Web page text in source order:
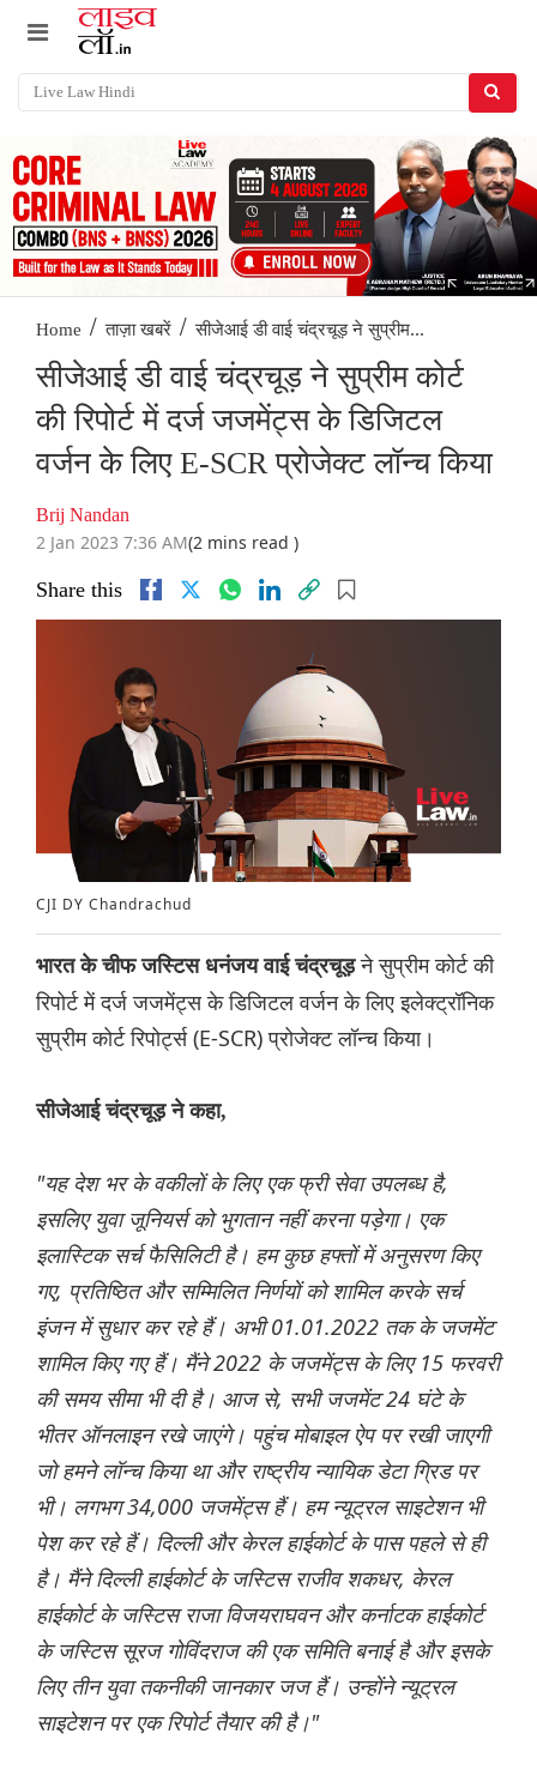
Home / ताज़ा खबरें / सीजेआई डी वाई चंद्रचूड़ ने सुप्रीम...
सीजेआई डी वाई चंद्रचूड़ ने सुप्रीम कोर्ट
की रिपोर्ट में दर्ज जजमेंट्स के डिजिटल
वर्जन के लिए E-SCR प्रोजेक्ट लॉन्च किया
Brij Nandan
2 Jan 2023 7:36 AM(2 mins read )
Share this
CJI DY Chandrachud
भारत के चीफ जस्टिस धनंजय वाई चंद्रचूड़ने सुप्रीम कोर्ट की
रिपोर्ट में दर्ज जजमेंट्स के डिजिटल वर्जन के लिए इलेक्ट्रॉनिक
सुप्रीम कोर्ट रिपोर्ट्स (E-SCR) प्रोजेक्ट लॉन्च किया।
सीजेआई चंद्रचूड़ ने कहा,
"यह देश भर के वकीलों के लिए एक फ्री सेवा उपलब्ध है,
इसलिए युवा जूनियर्स को भुगतान नहीं करना पड़ेगा। एक
इलास्टिक सर्च फैसिलिटी है। हम कुछ हफ्तों में अनुसरण किए
गए, प्रतिष्ठित और सम्मिलित निर्णयों को शामिल करके सर्च
इंजन में सुधार कर रहे हैं। अभी 01.01.2022 तक के जजमेंट
शामिल किए गए हैं। मैंने 2022 के जजमेंट्स के लिए 15 फरवरी
की समय सीमा भी दी है। आज से, सभी जजमेंट 24 घंटे के
भीतर ऑनलाइन रखे जाएंगे। पहुंच मोबाइल ऐप पर रखी जाएगी
जो हमने लॉन्च किया था और राष्ट्रीय न्यायिक डेटा ग्रिड पर
भी। लगभग 34,000 जजमेंट्स हैं। हम न्यूट्रल साइटेशन भी
पेश कर रहे हैं। दिल्ली और केरल हाईकोर्ट के पास पहले से ही
है। मैंने दिल्ली हाईकोर्ट के जस्टिस राजीव शकधर, केरल
हाईकोर्ट के जस्टिस राजा विजयराघवन और कर्नाटक हाईकोर्ट
के जस्टिस सूरज गोविंदराज की एक समिति बनाई है और इसके
लिए तीन युवा तकनीकी जानकार जज हैं। उन्होंने न्यूट्रल
साइटेशन पर एक रिपोर्ट तैयार की है।"